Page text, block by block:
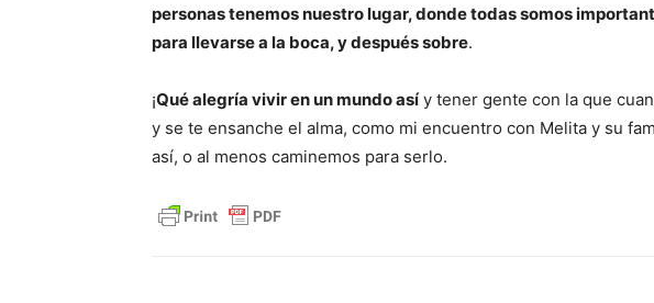
personas tenemos nuestro lugar, donde todas somos
para llevarse a la boca, y después sobre.
¡Qué alegría vivir en un mundo asíy tener gente con la que
y se te ensanche el alma, como mi encuentro con Melita y su
así, o al menos caminemos para serlo.